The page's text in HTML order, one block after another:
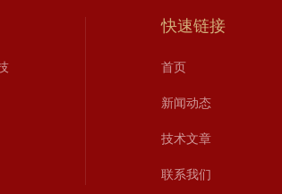
快速链接
首页
新闻动态
技术文章
联系我们